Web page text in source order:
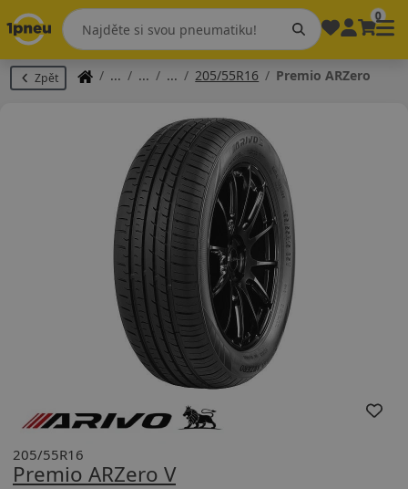
0
Zpět 205/55R16 Premio ARZero
Premio ARZero V
205/55R16